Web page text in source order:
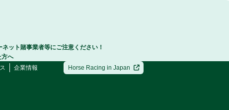
ット賭事業者等にご注意ください！
方へ
企業情報 Horse Racing in Japan